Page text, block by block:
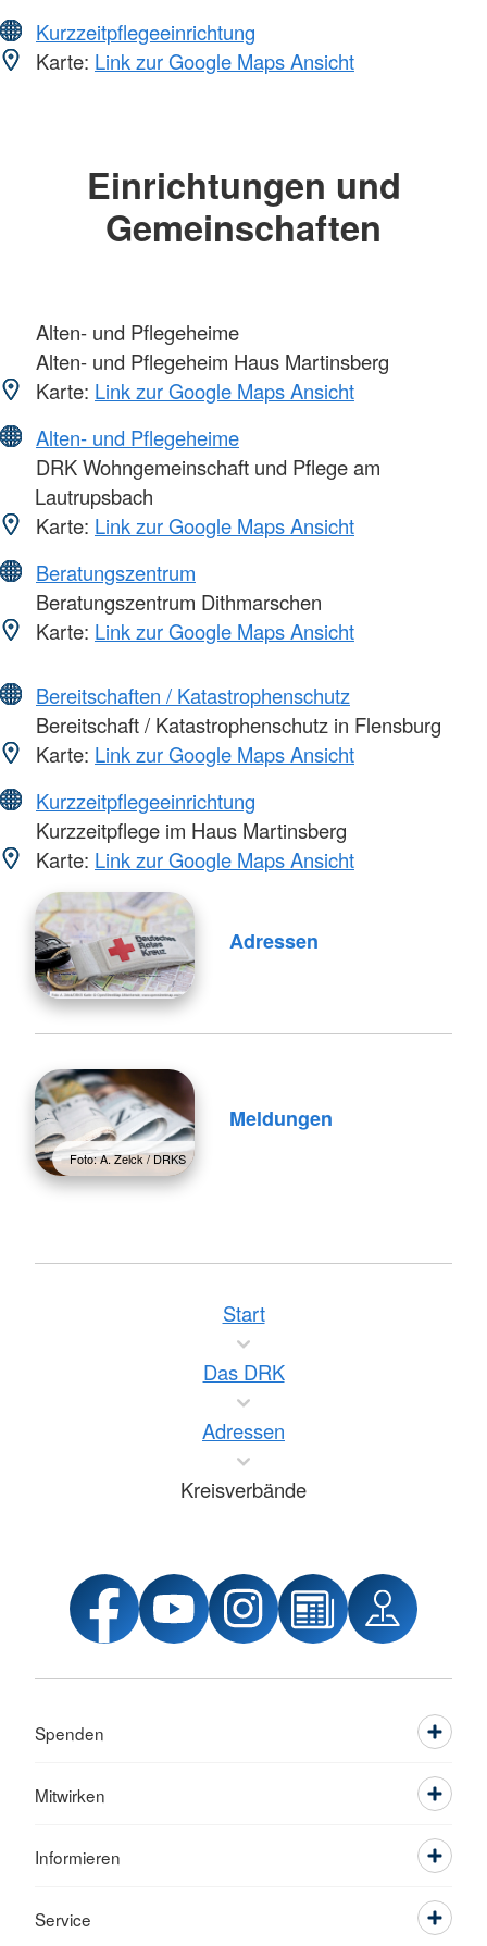
Kurzzeitpflegeeinrichtung
Karte: Link zur Google Maps Ansicht
Einrichtungen und
Gemeinschaften
Alten- und Pflegeheime
Alten- und Pflegeheim Haus Martinsberg
Karte: Link zur Google Maps Ansicht
Alten- und Pflegeheime
DRK Wohngemeinschaft und Pflege am
Lautrupsbach
Karte: Link zur Google Maps Ansicht
Beratungszentrum
Beratungszentrum Dithmarschen
Karte: Link zur Google Maps Ansicht
Bereitschaften / Katastrophenschutz
Bereitschaft / Katastrophenschutz in Flensburg
Karte: Link zur Google Maps Ansicht
Kurzzeitpflegeeinrichtung
Kurzzeitpflege im Haus Martinsberg
Karte: Link zur Google Maps Ansicht
Adressen
Foto: A. Zelck / DRKS
Meldungen
Start
Das DRK
Adressen
Kreisverbände
Spenden
Mitwirken
Informieren
Service